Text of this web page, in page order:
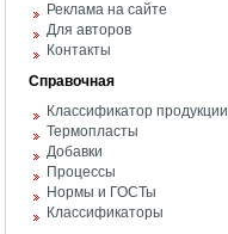
Реклама на сайте
Для авторов
Контакты
Справочная
Классификатор продукции
Термопласты
Добавки
Процессы
Нормы и ГОСТы
Классификаторы